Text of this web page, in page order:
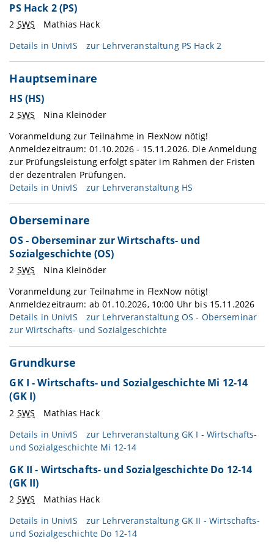
PS Hack 2 (PS)
2 SWS
Mathias Hack
Details in UnivIS zur Lehrveranstaltung PS Hack 2
Hauptseminare
HS (HS)
2 SWS
Nina Kleinöder
Voranmeldung zur Teilnahme in FlexNow nötig!
Anmeldezeitraum: 01.10.2026 - 15.11.2026. Die Anmeldung
zur Prüfungsleistung erfolgt später im Rahmen der Fristen
der dezentralen Prüfungen.
Details in UnivIS zur Lehrveranstaltung HS
Oberseminare
OS - Oberseminar zur Wirtschafts- und
Sozialgeschichte (OS)
2 SWS
Nina Kleinöder
Voranmeldung zur Teilnahme in FlexNow nötig!
Anmeldezeitraum: ab 01.10.2026, 10:00 Uhr bis 15.11.2026
Details in UnivIS
zur Lehrveranstaltung OS - Oberseminar
zur Wirtschafts- und Sozialgeschichte
Grundkurse
GK I - Wirtschafts- und Sozialgeschichte Mi 12-14
(GK I)
2 SWS
Mathias Hack
Details in UnivIS
zur Lehrveranstaltung GK I - Wirtschafts-
und Sozialgeschichte Mi 12-14
GK II - Wirtschafts- und Sozialgeschichte Do 12-14
(GK II)
2 SWS
Mathias Hack
Details in UnivIS
zur Lehrveranstaltung GK II - Wirtschafts-
und Sozialgeschichte Do 12-14